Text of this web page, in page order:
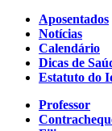
Aposentados
Notícias
Calendário
Dicas de
Estatuto do
Professor